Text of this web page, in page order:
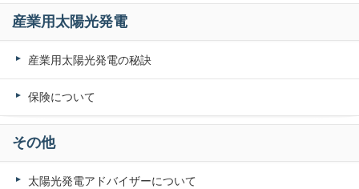
産業用太陽光発電
産業用太陽光発電の秘訣
保険について
その他
太陽光発電アドバイザーについて